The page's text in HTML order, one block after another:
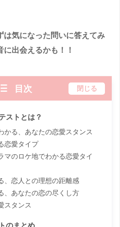
は気になった問いに答えてみ
出会えるかも！！
目次 閉じる
ストとは？
かる、あなたの恋愛スタンス
恋愛タイプ
マのロケ地でわかる恋愛タイ
、恋人との理想の距離感
、あなたの恋の尽くし方
スタンス